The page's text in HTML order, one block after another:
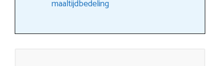
maaltijdbedeling